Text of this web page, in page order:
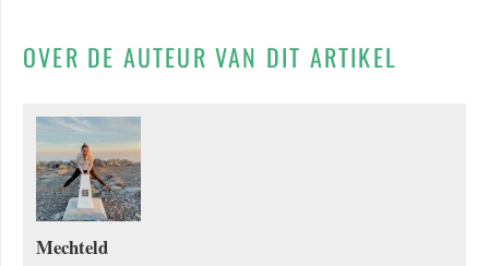
OVER DE AUTEUR VAN DIT ARTIKEL
Mechteld